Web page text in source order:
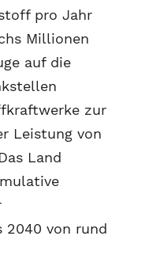
pro Jahr
Millionen
auf die
zur
Leistung von
Land
2040 von rund